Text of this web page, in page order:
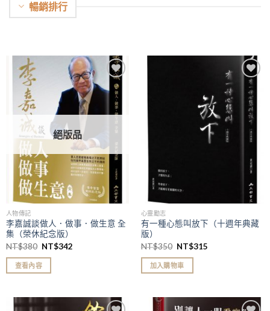
暢銷排行
加入
「願
望清
單」
絕版品
人物傳記
李嘉誠談做人．做事．做生意 全
集（榮休紀念版）
NT$380 NT$342
查看內容
加入
「願
望清
單」
心靈勵志
有一種心態叫放下（十週年典藏
版）
NT$350 NT$315
加入購物車